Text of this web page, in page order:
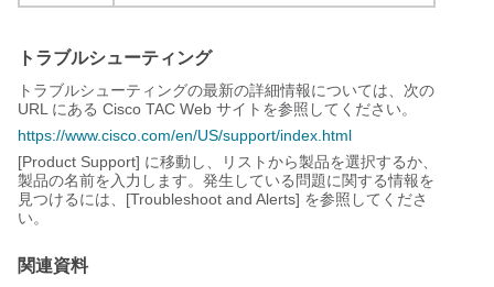
トラブルシューティング
トラブルシューティングの最新の詳細情報については、次の
URL にある Cisco TAC Web サイトを参照してください。
https://www.cisco.com/en/US/support/index.html
[Product Support] に移動し、リストから製品を選択するか、
製品の名前を入力します。発生している問題に関する情報を
見つけるには、[Troubleshoot and Alerts] を参照してくださ
い。
関連資料